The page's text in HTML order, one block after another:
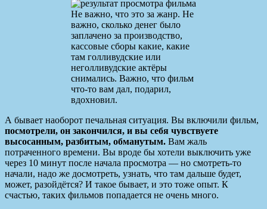
Не важно, что это за жанр. Не
важно, сколько денег было
заплачено за производство,
кассовые сборы какие, какие
там голливудские или
неголливудские актёры
снимались. Важно, что фильм
что-то вам дал, подарил,
вдохновил.
А бывает наоборот печальная ситуация. Вы включили фильм,
посмотрели, он закончился, и вы себя чувствуете
высосанным, разбитым, обманутым. Вам жаль
потраченного времени. Вы вроде бы хотели выключить уже
через 10 минут после начала просмотра — но смотреть-то
начали, надо же досмотреть, узнать, что там дальше будет,
может, разойдётся? И такое бывает, и это тоже опыт. К
счастью, таких фильмов попадается не очень много.